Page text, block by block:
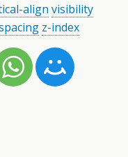
align visibility
z-index